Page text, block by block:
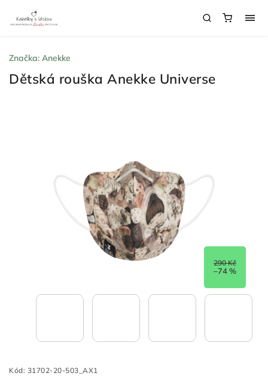
Dětská rouška Anekke Universe
290 Kč
–74 %
Kód: 31702-20-503_AX1
Značka: Anekke